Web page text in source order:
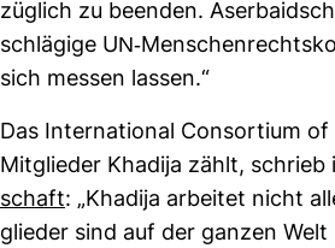
züg­lich zu beenden.
schlä­gige UN-​
sich messen lassen.“
Das Inter­na­tional Con­sor­tium
Mit­glieder Kha­dija zählt, schrieb
schaft: „Kha­dija arbeitet nicht
glieder sind auf der ganzen